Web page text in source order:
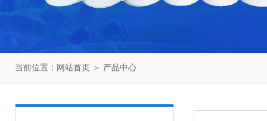
当前位置： 网站首页 ＞ 产品中心